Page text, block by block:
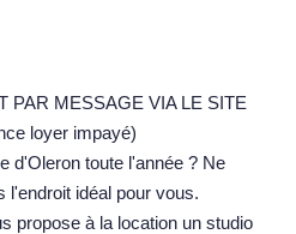
Équipe
PAR MESSAGE VIA LE SITE
loyer impayé)
d'Oleron toute l'année ? Ne
l'endroit idéal pour vous.
propose à la location un studio